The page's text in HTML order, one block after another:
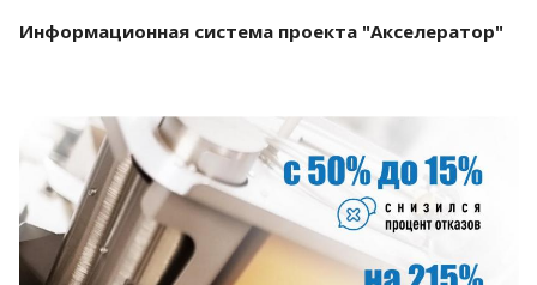
Информационная система проекта "Акселератор"